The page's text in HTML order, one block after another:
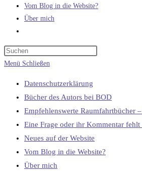
Vom Blog in die Website?
Über mich
umschalten
Menü Schließen
Datenschutzerklärung
Bücher des Autors bei BOD
Empfehlenswerte Raumfahrtbücher
Eine Frage oder ihr Kommentar fehlt
Neues auf der Website
Vom Blog in die Website?
Über mich